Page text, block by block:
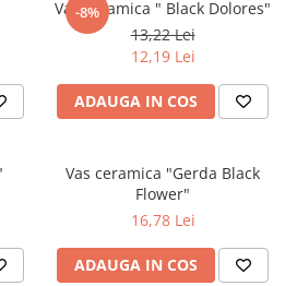
-8%
Vas ceramica " Black Dolores"
13,22 Lei
12,19 Lei
ADAUGA IN COS
Vas ceramica "Gerda Black
Flower"
16,78 Lei
ADAUGA IN COS